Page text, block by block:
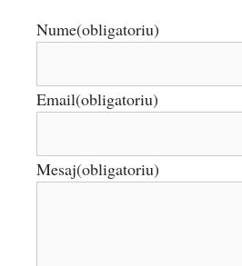
Nume(obligatoriu)
Email(obligatoriu)
Mesaj(obligatoriu)